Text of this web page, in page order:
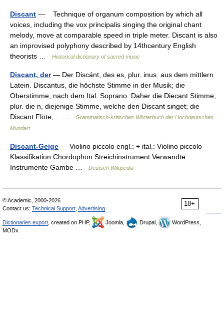
Discant — Technique of organum composition by which all
voices, including the vox principalis singing the original chant
melody, move at comparable speed in triple meter. Discant is also
an improvised polyphony described by 14thcentury English
theorists …
Historical dictionary of sacred music
Discant, der— Der Discánt, des es, plur. inus. aus dem mittlern
Latein. Discantus, die höchste Stimme in der Musik; die
Oberstimme, nach dem Ital. Soprano. Daher die Diecant Stimme,
plur. die n, diejenige Stimme, welche den Discant singet; die
Discant Flöte,… …
Grammatisch-kritisches Wörterbuch der Hochdeutschen
Mundart
Discant-Geige — Violino piccolo engl.: + ital.: Violino piccolo
Klassifikation Chordophon Streichinstrument Verwandte
Instrumente Gambe …
Deutsch Wikipedia
18+
© Academic, 2000-2026
Contact us: Technical Support Advertising
Dictionaries export , created on PHP, Joomla, Drupal,
WordPress,
MODx.